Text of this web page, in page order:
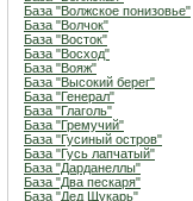
База "Волжское понизовье"
База "Волчок"
База "Восток"
База "Восход"
База "Вояж"
База "Высокий берег"
База "Генерал"
База "Глаголь"
База "Гремучий"
База "Гусиный остров"
База "Гусь лапчатый"
База "Дарданеллы"
База "Два пескаря"
База "Дед Щукарь"